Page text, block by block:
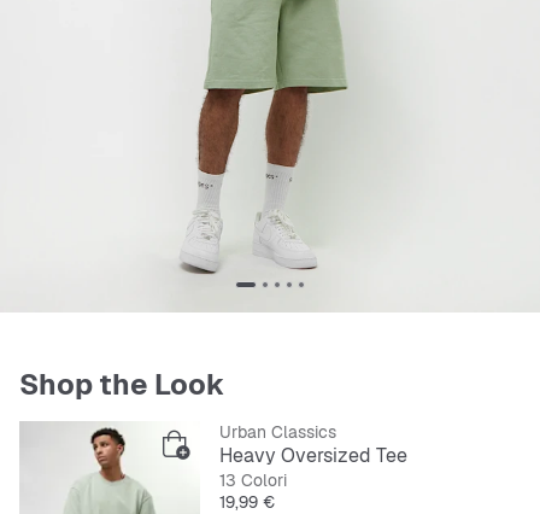
Shop the Look
Urban Classics
Heavy Oversized Tee
13 Colori
Prezzo
19,99 €